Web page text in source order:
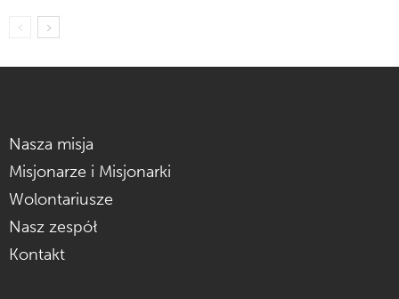
Nasza misja
Misjonarze i Misjonarki
Wolontariusze
Nasz zespół
Kontakt